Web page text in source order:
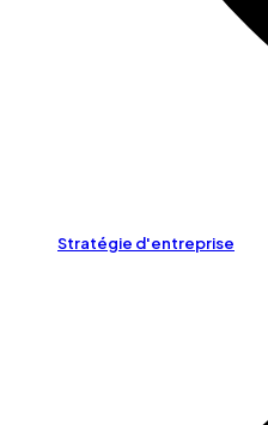
Stratégie d'entreprise